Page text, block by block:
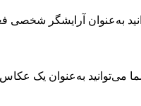
به‌عنوان آرایشگر
می‌توانید به‌عنوان یک